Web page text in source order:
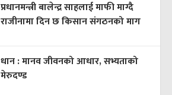
प्रधानमन्त्री बालेन्द्र साहलाई माफी माग्दै
राजीनामा दिन छ किसान संगठनको माग
धान : मानव जीवनको आधार, सभ्यताको
मेरुदण्ड